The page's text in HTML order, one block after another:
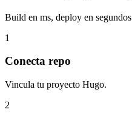
Build en ms, deploy en segundos
1
Conecta repo
Vincula tu proyecto Hugo.
2